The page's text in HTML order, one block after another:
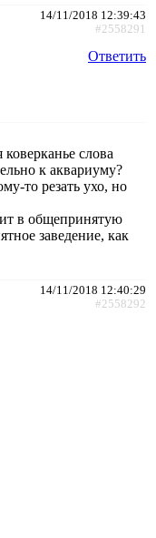
14/11/2018 12:39:43
#2558291
Ответить
слова
к аквариуму?
то резать ухо, но
в общепринятую
заведение, как
14/11/2018 12:40:29
#2558292